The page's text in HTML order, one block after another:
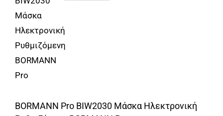
Περισσότερα
BORMANN Pro BIW2030 Μάσκα Ηλεκτρονική